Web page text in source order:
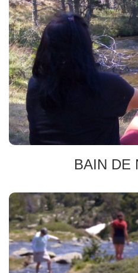
INSTANT
calme
se
BAIN DE